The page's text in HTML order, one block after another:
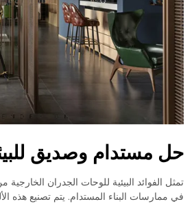
حل مستدام وصديق
في ممارسات البناء المستدام. يتم تصنيع هذه